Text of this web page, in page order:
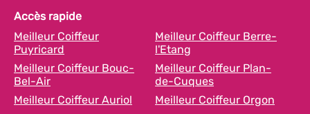
Accès rapide
Meilleur Coiffeur
Puyricard
Meilleur Coiffeur Berre-
l'Etang
Meilleur Coiffeur Bouc-
Bel-Air
Meilleur Coiffeur Plan-
de-Cuques
Meilleur Coiffeur Auriol
Meilleur Coiffeur Orgon